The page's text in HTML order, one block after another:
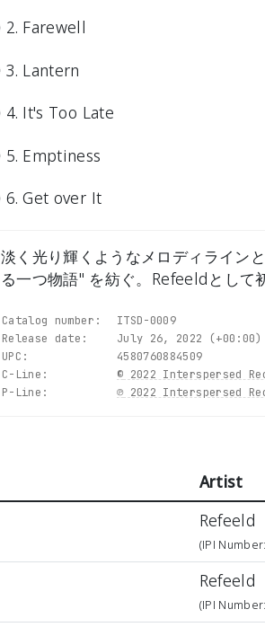
2. Farewell
3. Lantern
4. It's Too Late
5. Emptiness
6. Get over It
淡く光り輝くようなメロディライン
る一つ物語" を紡ぐ。Refeeldとして
Catalog number:
ITSD-0009
Release date:
July 26, 2022 (+00:00)
UPC:
4580760884509
C-Line:
© 2022 Interspersed
P-Line:
℗2022 Interspersed
Artist
Refeeld
(IPI Number:
Refeeld
(IPI Number: